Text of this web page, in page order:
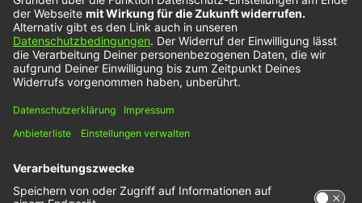
Drittanbieters, um Videoinhalte einzubetten.
Dieser Service kann Daten zu Ihren Aktivitäten
sammeln. Bitte lesen Sie die Details durch und
stimmen Sie der Nutzung des Service zu, um
dieses Video anzusehen.
Mehr Informationen
powered byUsercentrics Consent Management